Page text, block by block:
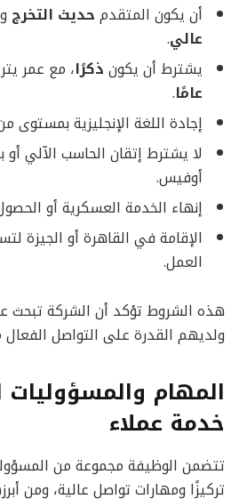
أن يكون المتقدم حديث التخرج
عالي.
يشترط أن يكون ذكرًا، مع عمر
عامًا.
إجادة اللغة الإنجليزية
لا يشترط إتقان الحاسب الآلي
أوفيس.
إنهاء الخدمة العسكرية أو
الإقامة في القاهرة أو الجيزة
العمل.
هذه الشروط تؤكد أن الشركة تبحث
ولديهم القدرة على التواصل الفعال
المهام
خدمة عملاء
تتضمن الوظيفة مجموعة من
تركيزًا ومهارات تواصل عالية، ومن